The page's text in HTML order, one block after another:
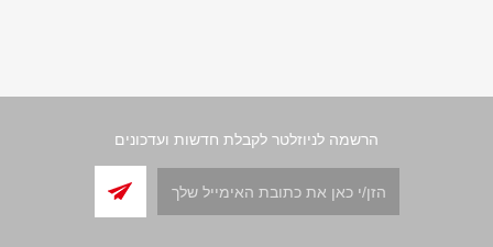
הרשמה לניוזלטר לקבלת חדשות ועדכונים